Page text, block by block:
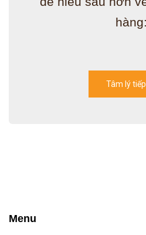
hàng:
Tâm lý
Menu